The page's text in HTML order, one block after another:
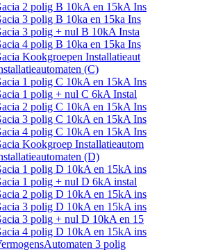
2 polig B 10kA en 15kA Ins
3 polig B 10ka en 15ka Ins
3 polig + nul B 10kA Insta
4 polig B 10ka en 15ka Ins
Kookgroepen Installatieaut
(C)
1 polig C 10kA en 15kA Ins
1 polig + nul C 6kA Instal
2 polig C 10kA en 15kA Ins
3 polig C 10kA en 15kA Ins
4 polig C 10kA en 15kA Ins
Kookgroep Installatieautom
(D)
1 polig D 10kA en 15kA ins
1 polig + nul D 6kA instal
2 polig D 10kA en 15kA ins
3 polig D 10kA en 15kA ins
3 polig + nul D 10kA en 15
4 polig D 10kA en 15kA ins
3 polig